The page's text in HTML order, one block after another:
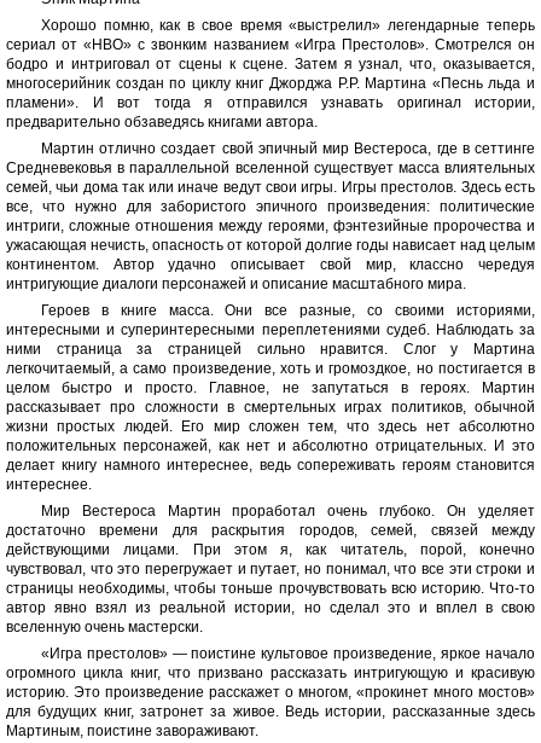
Хорошо помню, как в свое время «выстрелил» легендарные теперь
сериал от «HBO» с звонким названием «Игра Престолов». Смотрелся он
бодро и интриговал от сцены к сцене. Затем я узнал, что, оказывается,
многосерийник создан по циклу книг Джорджа Р.Р. Мартина «Песнь льда и
пламени». И вот тогда я отправился узнавать оригинал истории,
предварительно обзаведясь книгами автора.
Мартин отлично создает свой эпичный мир Вестероса, где в сеттинге
Средневековья в параллельной вселенной существует масса влиятельных
семей, чьи дома так или иначе ведут свои игры. Игры престолов. Здесь есть
все, что нужно для забористого эпичного произведения: политические
интриги, сложные отношения между героями, фэнтезийные пророчества и
ужасающая нечисть, опасность от которой долгие годы нависает над целым
континентом. Автор удачно описывает свой мир, классно чередуя
интригующие диалоги персонажей и описание масштабного мира.
Героев в книге масса. Они все разные, со своими историями,
интересными и суперинтересными переплетениями судеб. Наблюдать за
ними страница за страницей сильно нравится. Слог у Мартина
легкочитаемый, а само произведение, хоть и громоздкое, но постигается в
целом быстро и просто. Главное, не запутаться в героях. Мартин
рассказывает про сложности в смертельных играх политиков, обычной
жизни простых людей. Его мир сложен тем, что здесь нет абсолютно
положительных персонажей, как нет и абсолютно отрицательных. И это
делает книгу намного интереснее, ведь сопереживать героям становится
интереснее.
Мир Вестероса Мартин проработал очень глубоко. Он уделяет
достаточно времени для раскрытия городов, семей, связей между
действующими лицами. При этом я, как читатель, порой, конечно
чувствовал, что это перегружает и путает, но понимал, что все эти строки и
страницы необходимы, чтобы тоньше прочувствовать всю историю. Что-то
автор явно взял из реальной истории, но сделал это и вплел в свою
вселенную очень мастерски.
«Игра престолов» — поистине культовое произведение, яркое начало
огромного цикла книг, что призвано рассказать интригующую и красивую
историю. Это произведение расскажет о многом, «прокинет много мостов»
для будущих книг, затронет за живое. Ведь истории, рассказанные здесь
Мартиным, поистине завораживают.